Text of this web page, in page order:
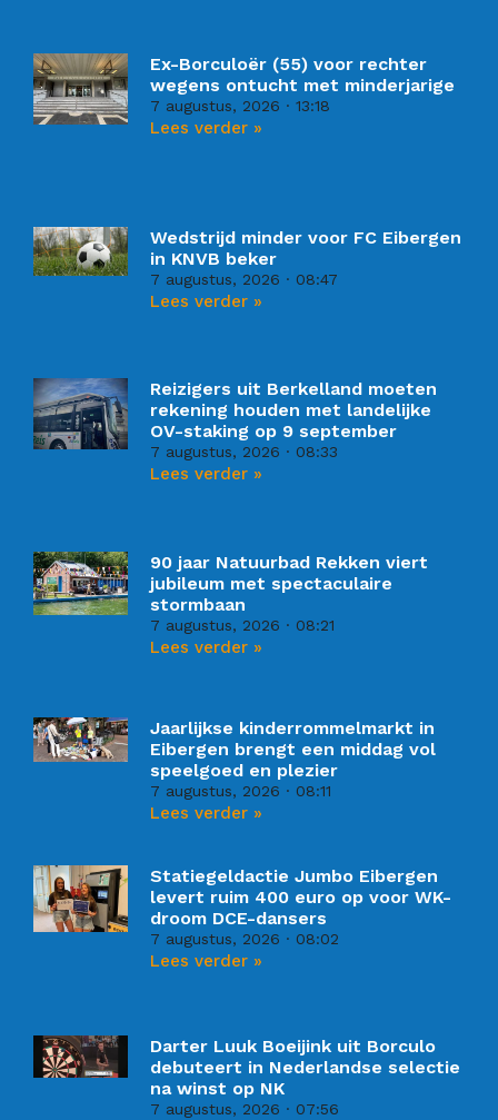
Ex-Borculoër (55) voor rechter
wegens ontucht met minderjarige
7 augustus, 2026 13:18
Lees verder »
Wedstrijd minder voor FC Eibergen
in KNVB beker
7 augustus, 2026 08:47
Lees verder »
Reizigers uit Berkelland moeten
rekening houden met landelijke
OV-staking op 9 september
7 augustus, 2026 08:33
Lees verder »
90 jaar Natuurbad Rekken viert
jubileum met spectaculaire
stormbaan
7 augustus, 2026 08:21
Lees verder »
Jaarlijkse kinderrommelmarkt in
Eibergen brengt een middag vol
speelgoed en plezier
7 augustus, 2026 08:11
Lees verder »
Statiegeldactie Jumbo Eibergen
levert ruim 400 euro op voor WK-
droom DCE-dansers
7 augustus, 2026 08:02
Lees verder »
Darter Luuk Boeijink uit Borculo
debuteert in Nederlandse selectie
na winst op NK
7 augustus, 2026 07:56